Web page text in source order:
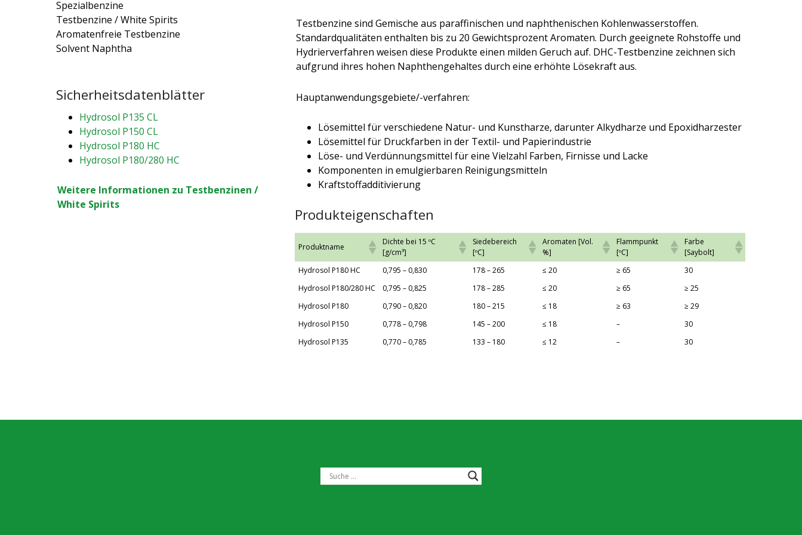
Spezialbenzine
Testbenzine / White Spirits
Aromatenfreie Testbenzine
Solvent Naphtha
Sicherheitsdatenblätter
Hydrosol P135 CL
Hydrosol P150 CL
Hydrosol P180 HC
Hydrosol P180/280 HC
Weitere Informationen zu Testbenzinen /
White Spirits
Testbenzine sind Gemische aus paraffinischen und naphthenischen Kohlenwasserstoffen.
Standardqualitäten enthalten bis zu 20 Gewichtsprozent Aromaten. Durch geeignete Rohstoffe und
Hydrierverfahren weisen diese Produkte einen milden Geruch auf. DHC-Testbenzine zeichnen sich
aufgrund ihres hohen Naphthengehaltes durch eine erhöhte Lösekraft aus.
Hauptanwendungsgebiete/-verfahren:
Lösemittel für verschiedene Natur- und Kunstharze, darunter Alkydharze und Epoxidharzester
Lösemittel für Druckfarben in der Textil- und Papierindustrie
Löse- und Verdünnungsmittel für eine Vielzahl Farben, Firnisse und Lacke
Komponenten in emulgierbaren Reinigungsmitteln
Kraftstoffadditivierung
Produkteigenschaften
Produktname
Dichte bei 15 ºC
[g/cm³]
Siedebereich
[ºC]
Aromaten [Vol.
%]
Flammpunkt
[ºC]
Farbe
[Saybolt]
Produktname
Dichte bei 15 ºC
[g/cm³]
Siedebereich
Aromaten [Vol.
Flammpunkt
Farbe
Hydrosol P180 HC 0,795 – 0,830 178 – 265 ≤ 20 ≥ 65
30
Hydrosol P180/280 HC
0,795 – 0,825 178 – 285 ≤ 20 ≥ 65
≥ 25
Hydrosol P180
0,790 – 0,820 180 – 215 ≤ 18 ≥ 63
≥ 29
Hydrosol P150
0,778 – 0,798 145 – 200 ≤ 18 –
30
Hydrosol P135
0,770 – 0,785 133 – 180 ≤ 12 – 30